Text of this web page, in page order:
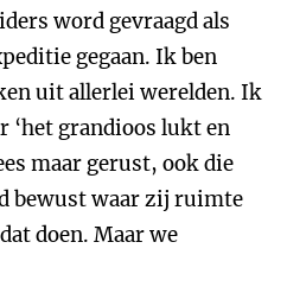
word gevraagd als
gegaan. Ik ben
uit allerlei werelden. Ik
‘het grandioos lukt en
maar gerust, ook die
bewust waar zij ruimte
doen. Maar we